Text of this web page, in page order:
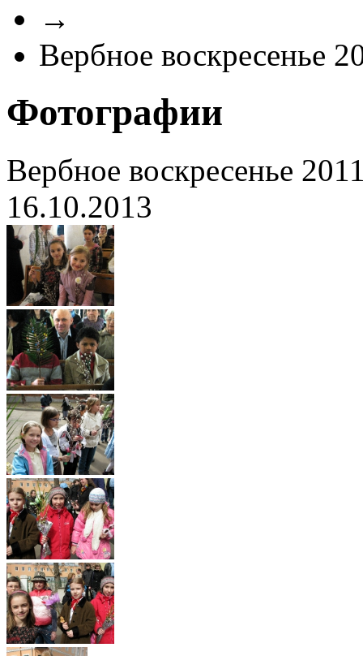
→
Вербное воскресенье
Фотографии
Вербное воскресенье
16.10.2013